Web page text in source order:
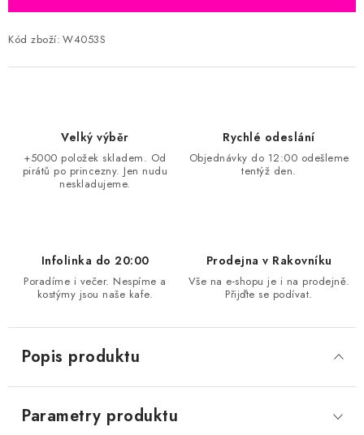
Kód zboží: W4053S
Velký výběr
+5000 položek skladem. Od
pirátů po princezny. Jen nudu
neskladujeme.
Rychlé odeslání
Objednávky do 12:00 odešleme
tentýž den.
Infolinka do 20:00
Poradíme i večer. Nespíme a
kostýmy jsou naše kafe.
Prodejna v Rakovníku
Vše na e-shopu je i na prodejně.
Přijďte se podívat.
Popis produktu
Parametry produktu